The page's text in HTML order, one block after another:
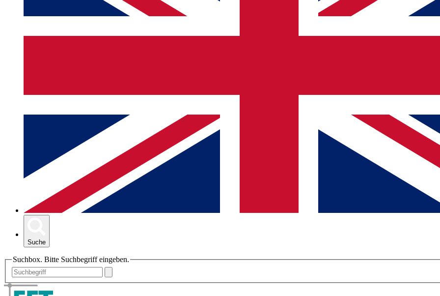
Suche
Suchbox. Bitte Suchbegriff eingeben.